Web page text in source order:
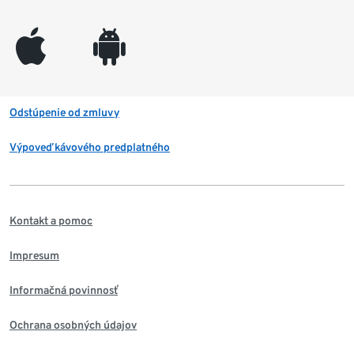
appleinc android
Odstúpenie od zmluvy
Výpoveď kávového predplatného
Kontakt a pomoc
Impresum
Informačná povinnosť
Ochrana osobných údajov